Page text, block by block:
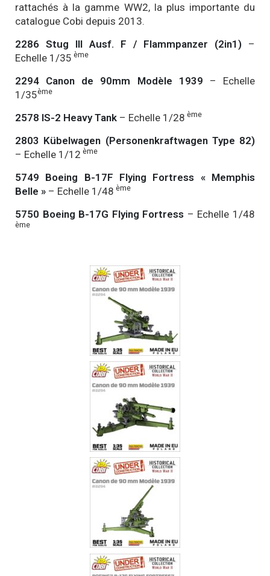
rattachés à la gamme WW2, la plus importante du
catalogue Cobi depuis 2013.
2286 Stug III Ausf. F / Flammpanzer (2in1) –
Echelle 1/35 ème
2294 Canon de 90mm Modèle 1939 – Echelle
1/35ème
2578 IS-2 Heavy Tank – Echelle 1/28 ème
2803 Kübelwagen (Personenkraftwagen Type 82)
– Echelle 1/12 ème
5749 Boeing B-17F Flying Fortress « Memphis
Belle » – Echelle 1/48 ème
5750 Boeing B-17G Flying Fortress – Echelle 1/48
ème